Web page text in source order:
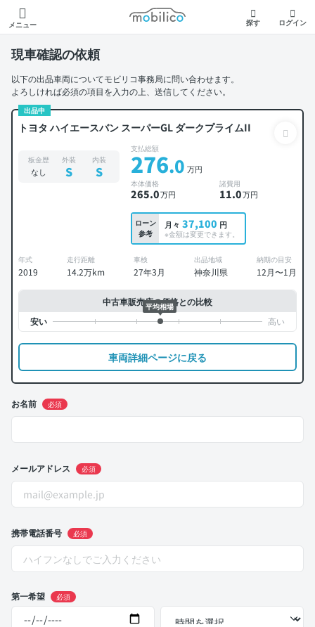
メニュー
モビリコ
探す ログイン
現車確認の依頼
以下の出品車両についてモビリコ事務局に問い合わせます。
よろしければ必須の項目を入力の上、送信してください。
出品中
トヨタ ハイエースバン スーパーGL ダークプライムII
板金歴
なし
外装
S
内装
S
支払総額
276.0 万円
本体価格
265.0万円
諸費用
11.0万円
ローン
参考
月々 37,100 円
※金額は変更できます。
年式
2019
走行距離
14.2万km
車検
27年3月
出品地域
神奈川県
納期の目安
12月〜1月
中古車販売店の価格との比較
平均相場
車両詳細ページに戻る
お名前 必須
メールアドレス 必須
携帯電話番号 必須
第一希望 必須